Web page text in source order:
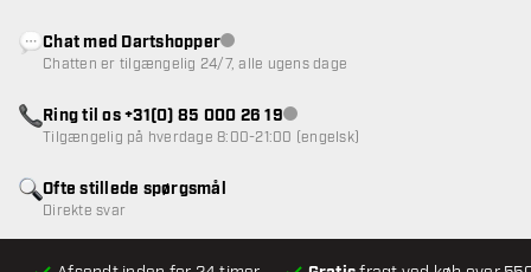
Ofte stillede spørgsmål
Direkte svar
Chat med DartshopperKundeservice ikke tilgængelig
Chatten er tilgængelig 24/7, alle ugens dage
Ring til os +31(0) 85 000 26 19Kundeservice ikke tilgængelig
Tilgængelig på hverdage 8:00-21:00 (engelsk)